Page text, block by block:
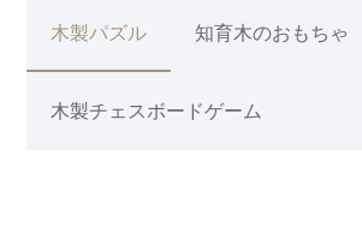
木製パズル 知育木のおもちゃ
木製チェスボードゲーム